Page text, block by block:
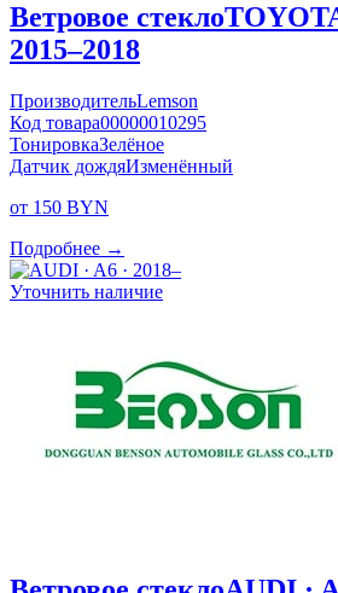
Ветровое стекло
2015–2018
ПроизводительLemson
Код товара00000010295
ТонировкаЗелёное
Датчик дождяИзменённый
от 150 BYN
Подробнее →
Уточнить наличие